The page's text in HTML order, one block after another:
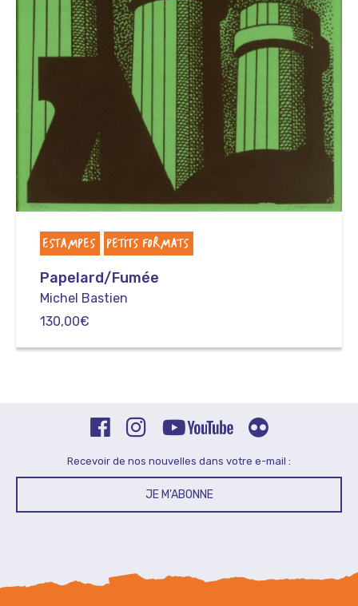
ESTAMPES PETITS FORMATS
Papelard/Fumée
Michel Bastien
130,00€
Recevoir de nos nouvelles dans votre e-mail :
JE M'ABONNE